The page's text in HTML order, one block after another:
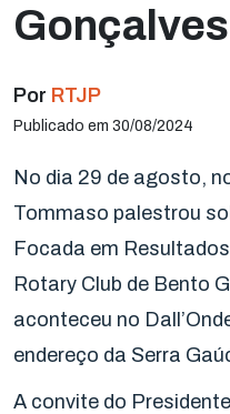
Gonçalves
Por RTJP
Publicado em 30/08/2024
No dia 29 de agosto,
Tommaso palestrou
Focada em
Rotary Club de Bento
aconteceu no
endereço da Serra
A convite do